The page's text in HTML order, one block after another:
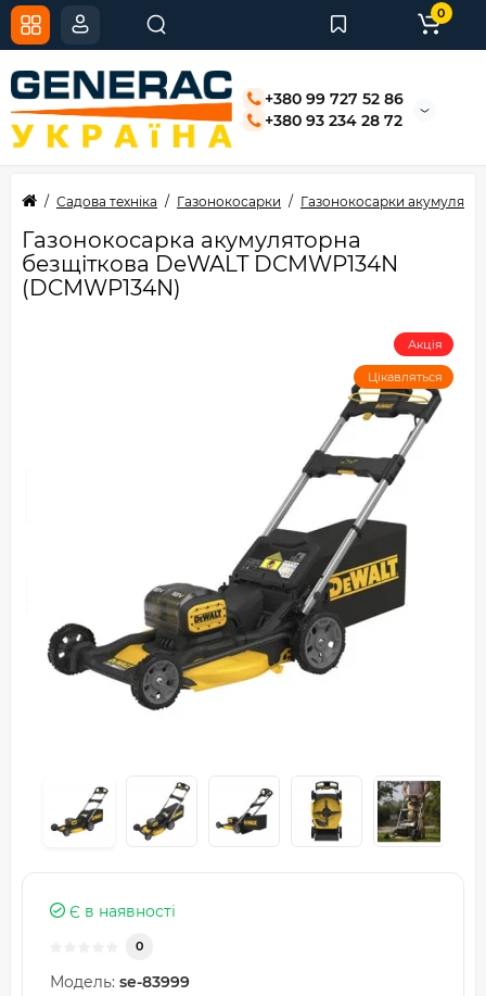
+380 99 727 52 86
+380 93 234 28 72
0
Садова техніка Газонокосарки Газонокосарки
Газонокосарка акумуляторна
безщіткова DeWALT DCMWP134N
(DCMWP134N)
Акція
Цікавляться
Є в наявності
0
Модель: se-83999